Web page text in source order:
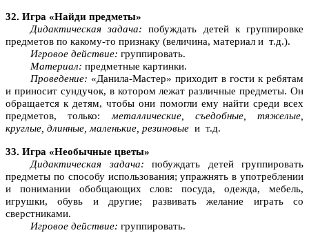
32. Игра «Найди предметы»
Дидактическая задача: побуждать детей к группировке
предметов по какому-то признаку (величина, материал и т.д.).
Игровое действие: группировать.
Материал: предметные картинки.
Проведение: «Данила-Мастер» приходит в гости к ребятам
и приносит сундучок, в котором лежат различные предметы. Он
обращается к детям, чтобы они помогли ему найти среди всех
предметов, только: металлические, съедобные, тяжелые,
круглые, длинные, маленькие, резиновые и т.д.
33. Игра «Необычные цветы»
Дидактическая задача: побуждать детей группировать
предметы по способу использования; упражнять в употреблении
и понимании обобщающих слов: посуда, одежда, мебель,
игрушки, обувь и другие; развивать желание играть со
сверстниками.
Игровое действие: группировать.